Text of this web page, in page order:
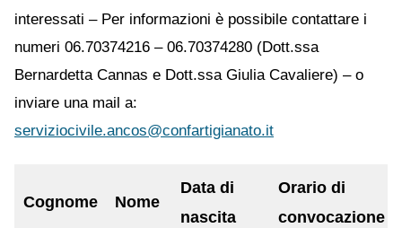
interessati – Per informazioni è possibile contattare i
numeri 06.70374216 – 06.70374280 (Dott.ssa
Bernardetta Cannas e Dott.ssa Giulia Cavaliere) – o
inviare una mail a:
serviziocivile.ancos@confartigianato.it
Cognome Nome
Data di
nascita
Orario di
convocazione